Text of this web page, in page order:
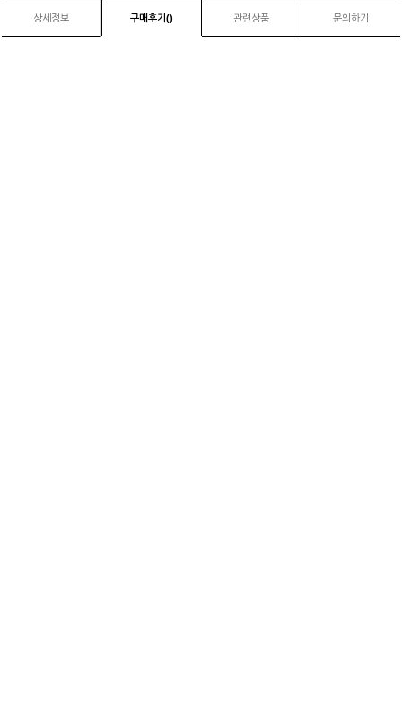
상세정보 구매후기() 관련상품 문의하기